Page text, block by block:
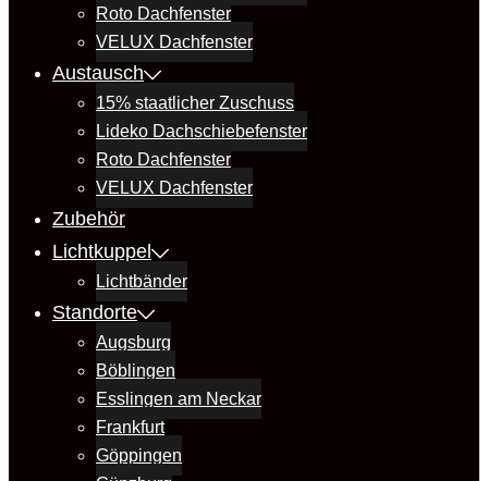
Roto Dachfenster
VELUX Dachfenster
Austausch
15% staatlicher Zuschuss
Lideko Dachschiebefenster
Roto Dachfenster
VELUX Dachfenster
Zubehör
Lichtkuppel
Lichtbänder
Standorte
Augsburg
Böblingen
Esslingen am Neckar
Frankfurt
Göppingen